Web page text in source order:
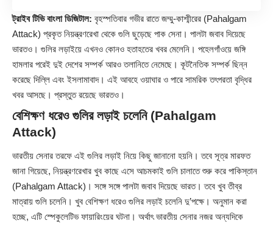
ট্রাইব টিভি বাংলা ডিজিটাল: বৃহস্পতিবার গভীর রাতে জম্মু-কাশ্মীরের (Pahalgam
Attack) প্রকৃত নিয়ন্ত্রণরেখা থেকে গুলি ছুড়েছে পাক সেনা । পালটা জবাব দিয়েছে
ভারতও। গুলির লড়াইয়ে এখনও কোনও হতাহতের খবর মেলেনি। পহেলগাঁওয়ে জঙ্গি
হামলার পরেই দুই দেশের সম্পর্ক আরও তলানিতে নেমেছে। কূটনৈতিক সম্পর্ক ছিন্ন
করেছে দিল্লি এবং ইসলামাবাদ। এই আবহে ওয়াঘার ও পারে সামরিক তৎপরতা বৃদ্ধির
খবর আসছে। প্রস্তুত রয়েছে ভারতও।
বেশিক্ষণ ধরেও গুলির লড়াই চলেনি (Pahalgam
Attack)
ভারতীয় সেনার তরফে এই গুলির লড়াই নিয়ে কিছু জানানো হয়নি। তবে সূত্র মারফত
জানা গিয়েছে, নিয়ন্ত্রণরেখার খুব কাছে এসে আচমকাই গুলি চালাতে শুরু করে পাকিস্তান
(Pahalgam Attack)। সঙ্গে সঙ্গে পালটা জবাব দিয়েছে ভারত। তবে খুব তীব্র
মাত্রায় গুলি চলেনি। খুব বেশিক্ষণ ধরেও গুলির লড়াই চলেনি দু’পক্ষে। অনুমান করা
হচ্ছে, এটি স্পেকুলেটিভ ফায়ারিংয়ের ঘটনা। অর্থাৎ ভারতীয় সেনার নজর অন্যদিকে